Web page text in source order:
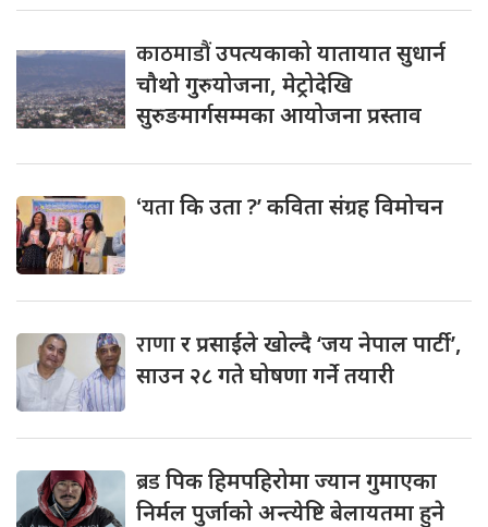
काठमाडौंउपत्यकाको यातायात सुधार्न
चौथो गुरुयोजना, मेट्रोदेखि
सुरुङमार्गसम्मका आयोजना प्रस्ताव
‘यताकि उता ?’ कविता संग्रह विमोचन
राणार प्रसाईंले खोल्दै ‘जय नेपाल पार्टी’,
साउन २८ गते घोषणा गर्ने तयारी
ब्रडपिक हिमपहिरोमा ज्यान गुमाएका
निर्मल पुर्जाको अन्त्येष्टि बेलायतमा हुने